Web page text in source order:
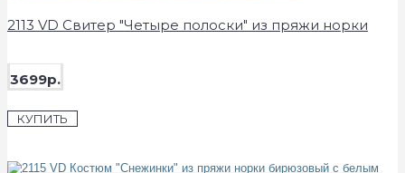
2113 VD Свитер "Четыре полоски" из пряжи норки
3699р.
КУПИТЬ